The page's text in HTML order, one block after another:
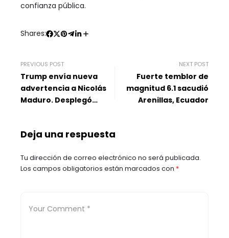
confianza pública.
Shares:
PREVIOUS POST
Trump envía nueva
advertencia a Nicolás
Maduro. Desplegó
drones cerca a
NEXT POST
Fuerte temblor de
magnitud 6.1 sacudió
Arenillas, Ecuador
Deja una respuesta
Tu dirección de correo electrónico no será publicada.
Los campos obligatorios están marcados con *